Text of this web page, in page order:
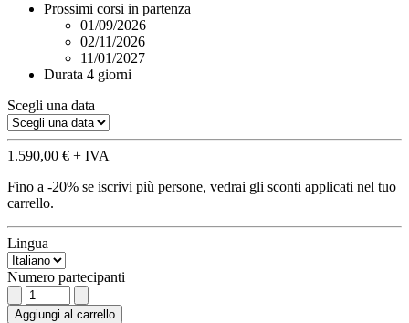
Prossimi corsi in partenza
01/09/2026
02/11/2026
11/01/2027
Durata 4 giorni
Scegli una data
1.590,00 € + IVA
Fino a -20% se iscrivi più persone, vedrai gli sconti applicati nel tuo
carrello.
Lingua
Numero partecipanti
Aggiungi al carrello